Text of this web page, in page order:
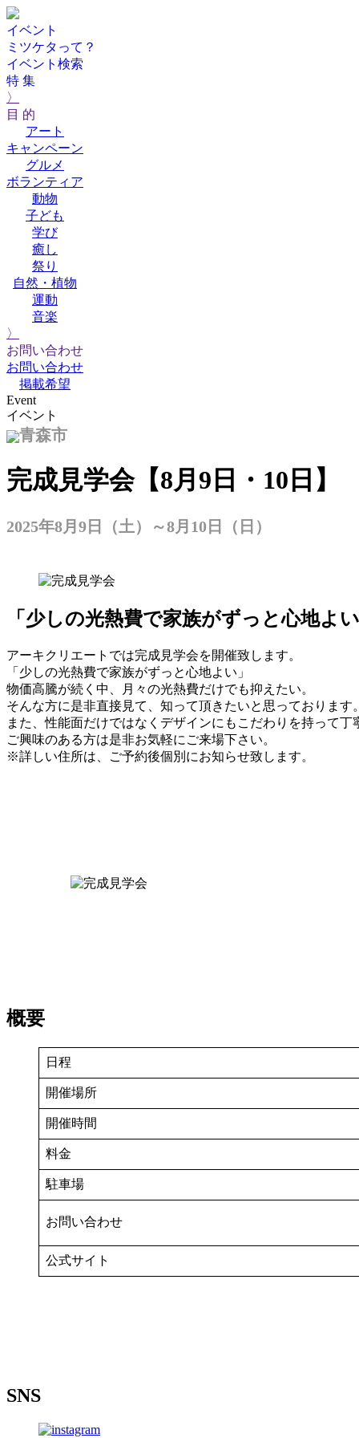
イベント
ミツケタって？
イベント検索
特 集
〉
目 的
アート
キャンペーン
グルメ
ボランティア
動物
子ども
学び
癒し
祭り
自然・植物
運動
音楽
〉
お問い合わせ
お問い合わせ
掲載希望
Event
イベント
青森市
完成見学会【8月9日・10日】
2025年8月9日（土）～8月10日（日）
「少しの光熱費で家族がずっと心地よ
アーキクリエートでは完成見学会を開催致します。
「少しの光熱費で家族がずっと心地よい」
物価高騰が続く中、月々の光熱費だけでも抑えたい。
そんな方に是非直接見て、知って頂きたいと思っております
また、性能面だけではなくデザインにもこだわりを持って丁
ご興味のある方は是非お気軽にご来場下さい。
※詳しい住所は、ご予約後個別にお知らせ致します。
概要
日程
開催場所
開催時間
料金
駐車場
お問い合わせ
公式サイト
SNS